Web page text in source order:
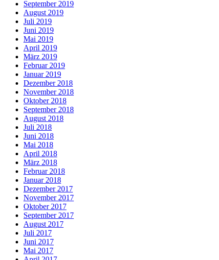
September 2019
August 2019
Juli 2019
Juni 2019
Mai 2019
April 2019
März 2019
Februar 2019
Januar 2019
Dezember 2018
November 2018
Oktober 2018
September 2018
August 2018
Juli 2018
Juni 2018
Mai 2018
April 2018
März 2018
Februar 2018
Januar 2018
Dezember 2017
November 2017
Oktober 2017
September 2017
August 2017
Juli 2017
Juni 2017
Mai 2017